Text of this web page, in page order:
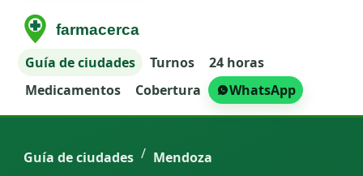
Guía de ciudades Turnos
24 horas
Medicamentos
Cobertura WhatsApp
Guía de ciudades / Mendoza